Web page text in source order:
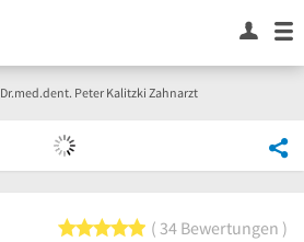
Dr.med.dent. Peter Kalitzki Zahnarzt
5 von 5 Sternen
34 Bewertungen